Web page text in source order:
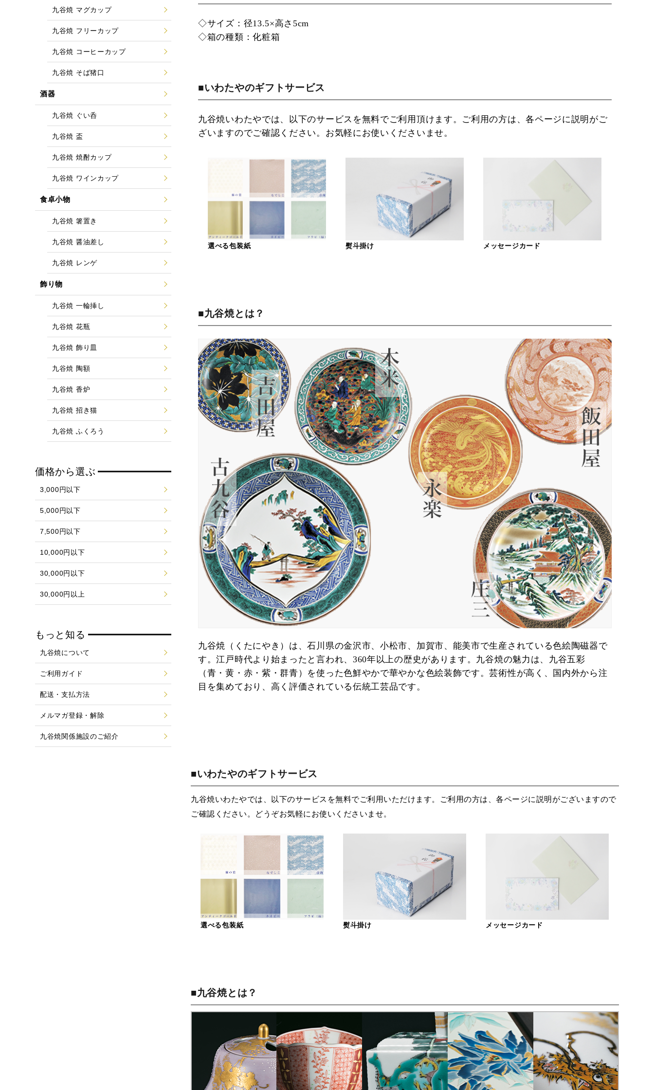
◇サイズ：径13.5×高さ5cm
◇箱の種類：化粧箱
■いわたやのギフトサービス
九谷焼いわたやでは、以下のサービスを無料でご利用頂けます。ご利用の方は、各ページに説明がご
ざいますのでご確認ください。お気軽にお使いくださいませ。
選べる包装紙 熨斗掛け メッセージカード
■九谷焼とは？
九谷焼（くたにやき）は、石川県の金沢市、小松市、加賀市、能美市で生産されている色絵陶磁器で
す。江戸時代より始まったと言われ、360年以上の歴史があります。九谷焼の魅力は、九谷五彩
（青・黄・赤・紫・群青）を使った色鮮やかで華やかな色絵装飾です。芸術性が高く、国内外から注
目を集めており、高く評価されている伝統工芸品です。
■いわたやのギフトサービス
九谷焼いわたやでは、以下のサービスを無料でご利用いただけます。ご利用の方は、各ページに説明がございますので
ご確認ください。どうぞお気軽にお使いくださいませ。
選べる包装紙 熨斗掛け メッセージカード
■九谷焼とは？
九谷焼 マグカップ
九谷焼 フリーカップ
九谷焼 コーヒーカップ
九谷焼 そば猪口
酒器
九谷焼 ぐい呑
九谷焼 盃
九谷焼 焼酎カップ
九谷焼 ワインカップ
食卓小物
九谷焼 箸置き
九谷焼 醤油差し
九谷焼 レンゲ
飾り物
九谷焼 一輪挿し
九谷焼 花瓶
九谷焼 飾り皿
九谷焼 陶額
九谷焼 香炉
九谷焼 招き猫
九谷焼 ふくろう
価格から選ぶ
3,000円以下
5,000円以下
7,500円以下
10,000円以下
30,000円以下
30,000円以上
もっと知る
九谷焼について
ご利用ガイド
配送・支払方法
メルマガ登録・解除
九谷焼関係施設のご紹介